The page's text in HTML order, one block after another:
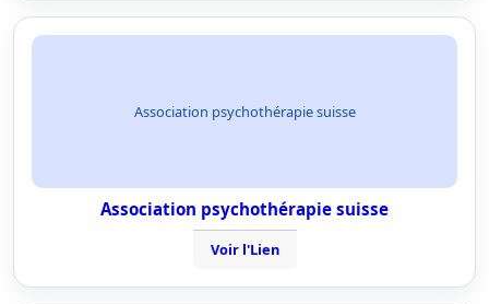
Association psychothérapie suisse
Association psychothérapie suisse
Voir l'Lien